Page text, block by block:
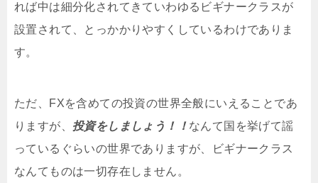
れば中は細分化されてきていわゆるビギナークラスが
設置されて、とっかかりやすくしているわけでありま
す。
ただ、FXを含めての投資の世界全般にいえることであ
りますが、 投資をしましょう！！ なんて国を挙げて謡
っているぐらいの世界でありますが、ビギナークラス
なんてものは一切存在しません。